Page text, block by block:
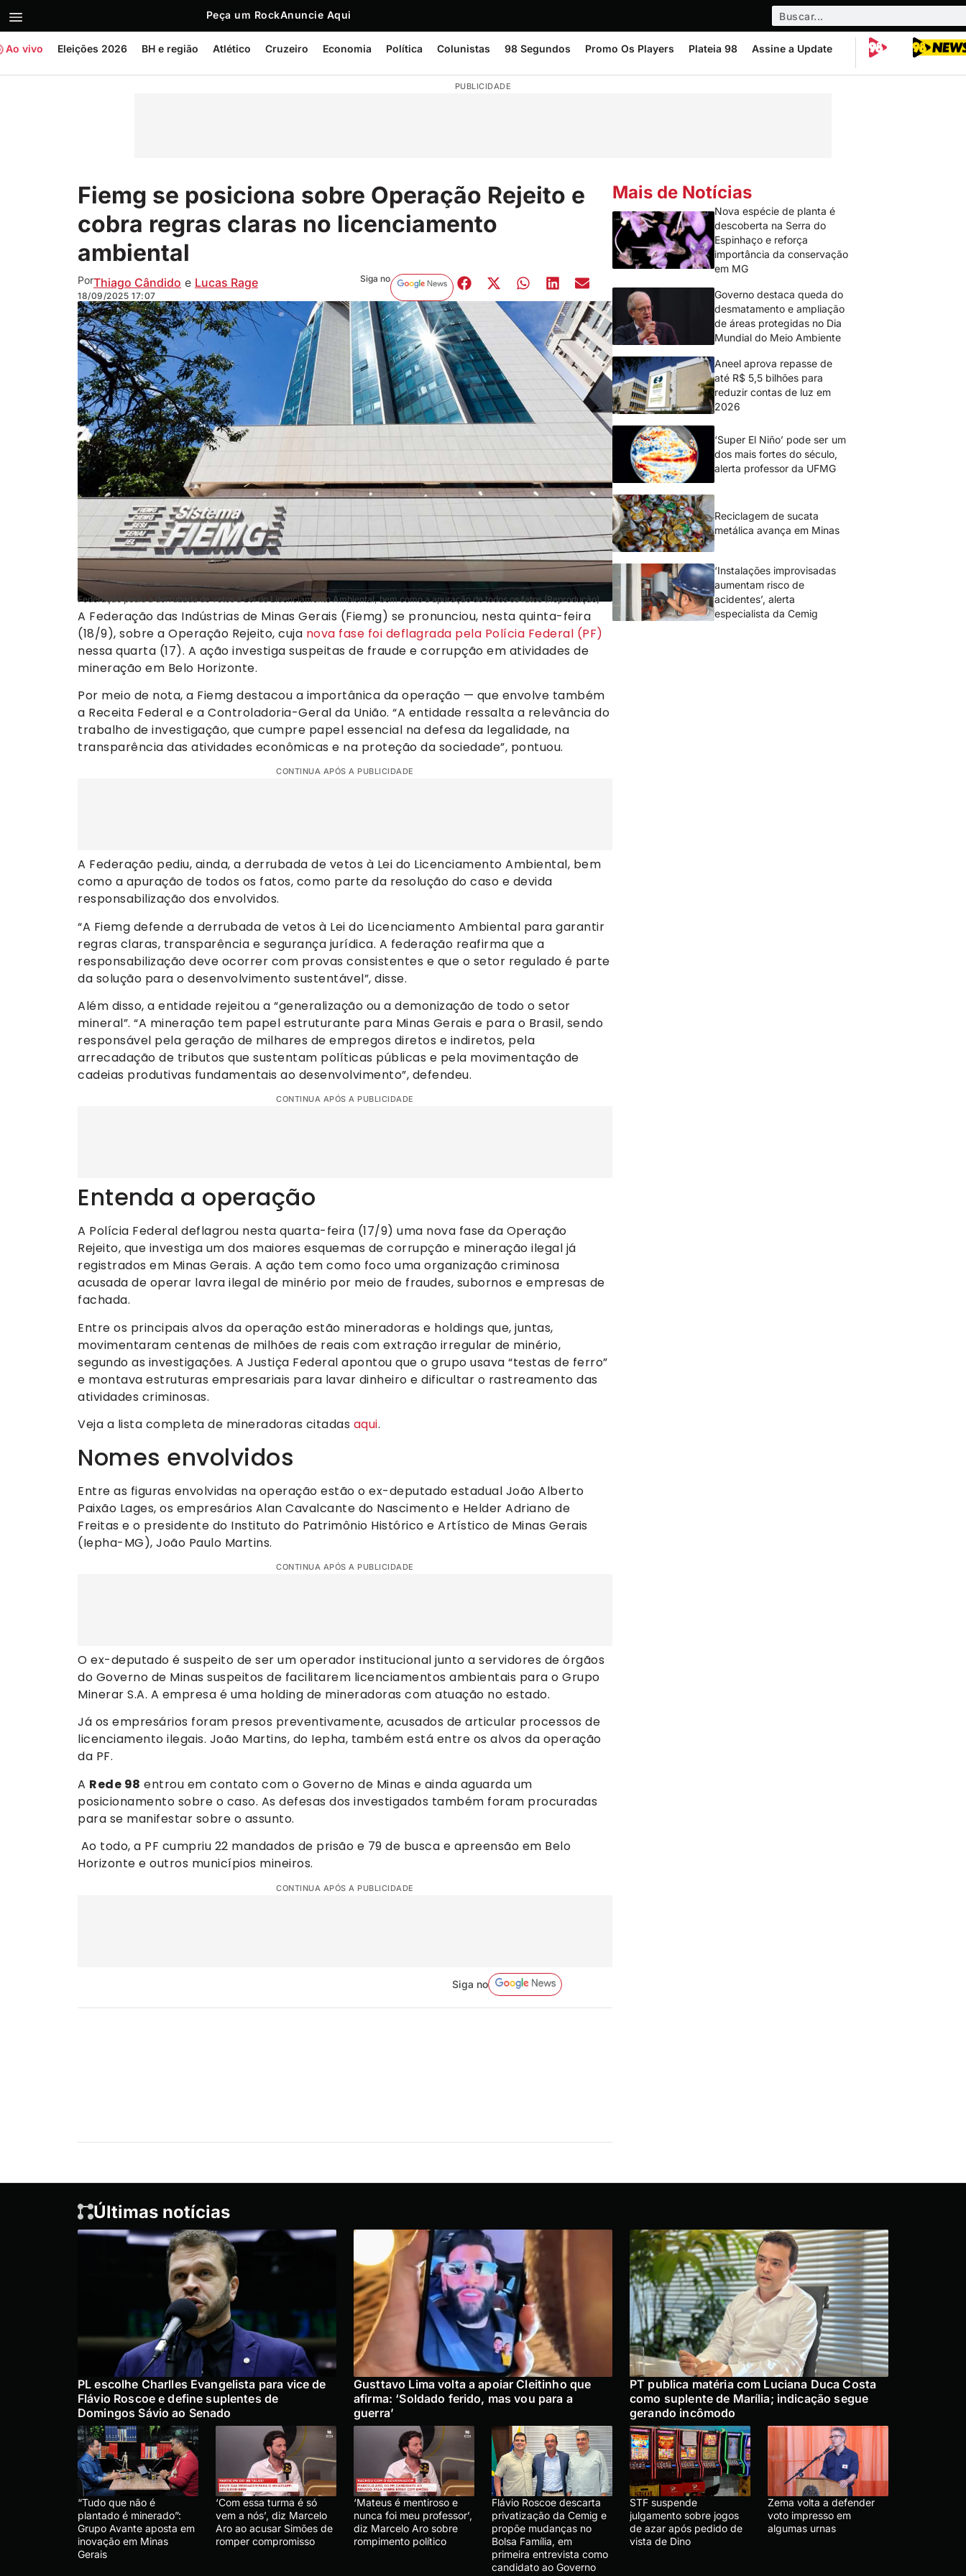
Peça um RockAnuncie Aqui
Ao vivo Eleições 2026 BH e região Atlético Cruzeiro Economia Política Colunistas 98 Segundos Promo Os Players Plateia 98 Assine a Update
PUBLICIDADE
Fiemg se posiciona sobre Operação Rejeito e
cobra regras claras no licenciamento
ambiental
PorThiago Cândido e Lucas Rage
18/09/2025 17:07
Siga no
Federação pediu a derrubada de vetos à Lei do Licenciamento Ambiental, bem como a apuração de todos os fatos (Reprodução)
A Federação das Indústrias de Minas Gerais (Fiemg) se pronunciou, nesta quinta-feira
(18/9), sobre a Operação Rejeito, cuja nova fase foi deflagrada pela Polícia Federal (PF)
nessa quarta (17). A ação investiga suspeitas de fraude e corrupção em atividades de
mineração em Belo Horizonte.
Por meio de nota, a Fiemg destacou a importânica da operação — que envolve também
a Receita Federal e a Controladoria-Geral da União. “A entidade ressalta a relevância do
trabalho de investigação, que cumpre papel essencial na defesa da legalidade, na
transparência das atividades econômicas e na proteção da sociedade”, pontuou.
CONTINUA APÓS A PUBLICIDADE
A Federação pediu, ainda, a derrubada de vetos à Lei do Licenciamento Ambiental, bem
como a apuração de todos os fatos, como parte da resolução do caso e devida
responsabilização dos envolvidos.
“A Fiemg defende a derrubada de vetos à Lei do Licenciamento Ambiental para garantir
regras claras, transparência e segurança jurídica. A federação reafirma que a
responsabilização deve ocorrer com provas consistentes e que o setor regulado é parte
da solução para o desenvolvimento sustentável”, disse.
Além disso, a entidade rejeitou a “generalização ou a demonização de todo o setor
mineral”. “A mineração tem papel estruturante para Minas Gerais e para o Brasil, sendo
responsável pela geração de milhares de empregos diretos e indiretos, pela
arrecadação de tributos que sustentam políticas públicas e pela movimentação de
cadeias produtivas fundamentais ao desenvolvimento”, defendeu.
CONTINUA APÓS A PUBLICIDADE
Entenda a operação
A Polícia Federal deflagrou nesta quarta-feira (17/9) uma nova fase da Operação
Rejeito, que investiga um dos maiores esquemas de corrupção e mineração ilegal já
registrados em Minas Gerais. A ação tem como foco uma organização criminosa
acusada de operar lavra ilegal de minério por meio de fraudes, subornos e empresas de
fachada.
Entre os principais alvos da operação estão mineradoras e holdings que, juntas,
movimentaram centenas de milhões de reais com extração irregular de minério,
segundo as investigações. A Justiça Federal apontou que o grupo usava “testas de ferro”
e montava estruturas empresariais para lavar dinheiro e dificultar o rastreamento das
atividades criminosas.
Veja a lista completa de mineradoras citadas aqui.
Nomes envolvidos
Entre as figuras envolvidas na operação estão o ex-deputado estadual João Alberto
Paixão Lages, os empresários Alan Cavalcante do Nascimento e Helder Adriano de
Freitas e o presidente do Instituto do Patrimônio Histórico e Artístico de Minas Gerais
(Iepha-MG), João Paulo Martins.
CONTINUA APÓS A PUBLICIDADE
O ex-deputado é suspeito de ser um operador institucional junto a servidores de órgãos
do Governo de Minas suspeitos de facilitarem licenciamentos ambientais para o Grupo
Minerar S.A. A empresa é uma holding de mineradoras com atuação no estado.
Já os empresários foram presos preventivamente, acusados de articular processos de
licenciamento ilegais. João Martins, do Iepha, também está entre os alvos da operação
da PF.
A Rede 98 entrou em contato com o Governo de Minas e ainda aguarda um
posicionamento sobre o caso. As defesas dos investigados também foram procuradas
para se manifestar sobre o assunto.
Ao todo, a PF cumpriu 22 mandados de prisão e 79 de busca e apreensão em Belo
Horizonte e outros municípios mineiros.
CONTINUA APÓS A PUBLICIDADE
Siga no
Mais de Notícias
Nova espécie de planta é
descoberta na Serra do
Espinhaço e reforça
importância da conservação
em MG
Governo destaca queda do
desmatamento e ampliação
de áreas protegidas no Dia
Mundial do Meio Ambiente
Aneel aprova repasse de
até R$ 5,5 bilhões para
reduzir contas de luz em
2026
‘Super El Niño’ pode ser um
dos mais fortes do século,
alerta professor da UFMG
Reciclagem de sucata
metálica avança em Minas
‘Instalações improvisadas
aumentam risco de
acidentes’, alerta
especialista da Cemig
Últimas notícias
PL escolhe Charlles Evangelista para vice de
Flávio Roscoe e define suplentes de
Domingos Sávio ao Senado
Gusttavo Lima volta a apoiar Cleitinho que
afirma: ‘Soldado ferido, mas vou para a
guerra’
PT publica matéria com Luciana Duca Costa
como suplente de Marília; indicação segue
gerando incômodo
“Tudo que não é
plantado é minerado”:
Grupo Avante aposta em
inovação em Minas
Gerais
‘Com essa turma é só
vem a nós’, diz Marcelo
Aro ao acusar Simões de
romper compromisso
‘Mateus é mentiroso e
nunca foi meu professor’,
diz Marcelo Aro sobre
rompimento político
Flávio Roscoe descarta
privatização da Cemig e
propõe mudanças no
Bolsa Família, em
primeira entrevista como
candidato ao Governo
STF suspende
julgamento sobre jogos
de azar após pedido de
vista de Dino
Zema volta a defender
voto impresso em
algumas urnas